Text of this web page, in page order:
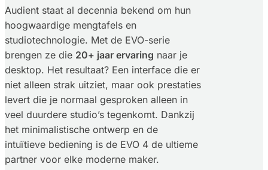
Audient staat al decennia bekend om hun
hoogwaardige mengtafels en
studiotechnologie. Met de EVO-serie
brengen ze die 20+ jaar ervaring naar je
desktop. Het resultaat? Een interface die er
niet alleen strak uitziet, maar ook prestaties
levert die je normaal gesproken alleen in
veel duurdere studio’s tegenkomt. Dankzij
het minimalistische ontwerp en de
intuïtieve bediening is de EVO 4 de ultieme
partner voor elke moderne maker.